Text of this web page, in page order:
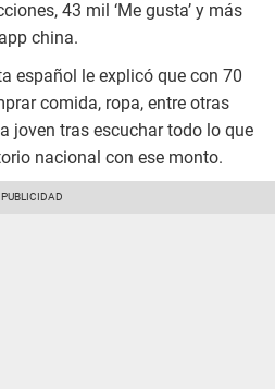
43 mil ‘Me gusta’ y más
china.
español le explicó que con 70
comida, ropa, entre otras
joven tras escuchar todo lo que
nacional con ese monto.